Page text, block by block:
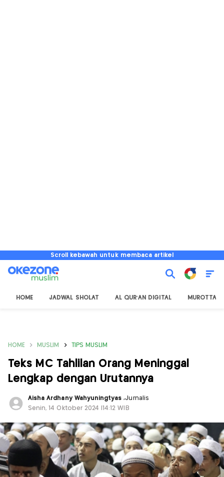
Scroll kebawah untuk membaca artikel
HOME JADWAL SHOLAT AL QUR'AN DIGITAL MUROTTAL
HOME MUSLIM TIPS MUSLIM
Teks MC Tahlilan Orang Meninggal
Lengkap dengan Urutannya
Aisha Ardhany Wahyuningtyas,Jurnalis
Senin, 14 Oktober 2024 |14:12 WIB